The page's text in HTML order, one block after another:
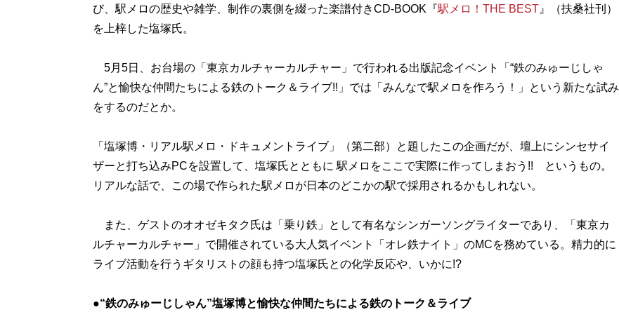
び、駅メロの歴史や雑学、制作の裏側を綴った楽譜付きCD-BOOK『駅メロ！THE BEST』（扶桑社刊）
を上梓した塩塚氏。
5月5日、お台場の「東京カルチャーカルチャー」で行われる出版記念イベント「“鉄のみゅーじしゃ
ん”と愉快な仲間たちによる鉄のトーク＆ライブ!!」では「みんなで駅メロを作ろう！」という新たな試み
をするのだとか。
「塩塚博・リアル駅メロ・ドキュメントライブ」（第二部）と題したこの企画だが、壇上にシンセサイ
ザーと打ち込みPCを設置して、塩塚氏とともに 駅メロをここで実際に作ってしまおう!! というもの。
リアルな話で、この場で作られた駅メロが日本のどこかの駅で採用されるかもしれない。
また、ゲストのオオゼキタク氏は「乗り鉄」として有名なシンガーソングライターであり、「東京カ
ルチャーカルチャー」で開催されている大人気イベント「オレ鉄ナイト」のMCを務めている。精力的に
ライブ活動を行うギタリストの顔も持つ塩塚氏との化学反応や、いかに!?
●“鉄のみゅーじしゃん”塩塚博と愉快な仲間たちによる鉄のトーク＆ライブ